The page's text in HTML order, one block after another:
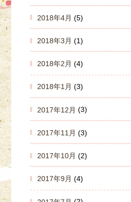
2018年4月 (5)
2018年3月 (1)
2018年2月 (4)
2018年1月 (3)
2017年12月 (3)
2017年11月 (3)
2017年10月 (2)
2017年9月 (4)